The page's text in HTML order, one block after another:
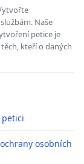
Naše
petice je
kteří o daných
osobních